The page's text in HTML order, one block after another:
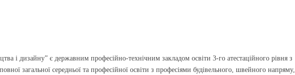
і дизайну” є державним професійно-технічним закладом освіти 3-го атестаційного рівня з
загальної середньої та професійної освіти з професіями будівельного, швейного напряму,